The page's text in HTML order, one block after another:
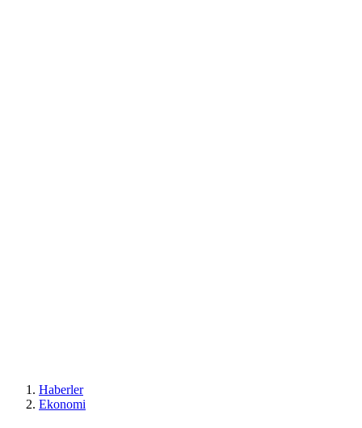
Haberler
Ekonomi